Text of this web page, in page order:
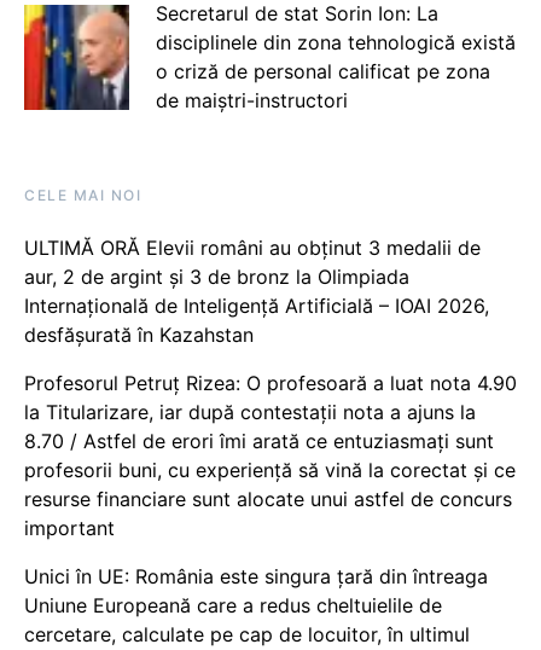
Secretarul de stat Sorin Ion: La
disciplinele din zona tehnologică există
o criză de personal calificat pe zona
de maiștri-instructori
CELE MAI NOI
ULTIMĂ ORĂ Elevii români au obținut 3 medalii de
aur, 2 de argint și 3 de bronz la Olimpiada
Internațională de Inteligență Artificială – IOAI 2026,
desfășurată în Kazahstan
Profesorul Petruț Rizea: O profesoară a luat nota 4.90
la Titularizare, iar după contestații nota a ajuns la
8.70 / Astfel de erori îmi arată ce entuziasmați sunt
profesorii buni, cu experiență să vină la corectat și ce
resurse financiare sunt alocate unui astfel de concurs
important
Unici în UE: România este singura țară din întreaga
Uniune Europeană care a redus cheltuielile de
cercetare, calculate pe cap de locuitor, în ultimul